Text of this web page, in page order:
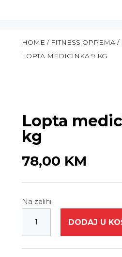
HOME / FITNESS OPREMA/
LOPTA MEDICINKA 9 KG
Lopta
kg
78,00 KM
Na zalihi
DODAJ U